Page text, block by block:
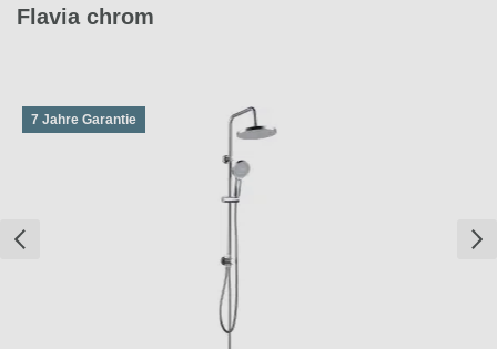
Flavia chrom
7 Jahre Garantie